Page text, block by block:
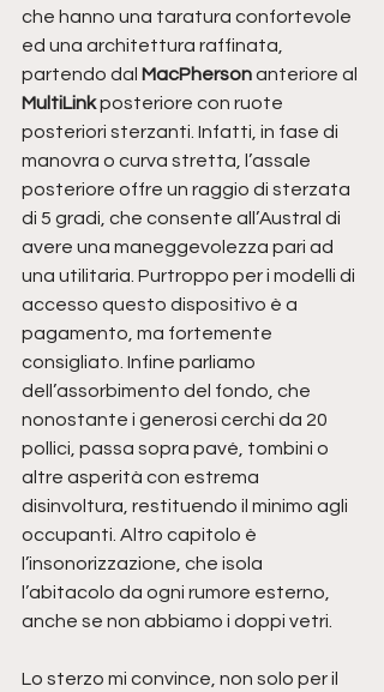
che hanno una taratura confortevole
ed una architettura raffinata,
partendo dal MacPherson anteriore al
MultiLink posteriore con ruote
posteriori sterzanti. Infatti, in fase di
manovra o curva stretta, l’assale
posteriore offre un raggio di sterzata
di 5 gradi, che consente all’Austral di
avere una maneggevolezza pari ad
una utilitaria. Purtroppo per i modelli di
accesso questo dispositivo è a
pagamento, ma fortemente
consigliato. Infine parliamo
dell’assorbimento del fondo, che
nonostante i generosi cerchi da 20
pollici, passa sopra pavé, tombini o
altre asperità con estrema
disinvoltura, restituendo il minimo agli
occupanti. Altro capitolo è
l’insonorizzazione, che isola
l’abitacolo da ogni rumore esterno,
anche se non abbiamo i doppi vetri.
Lo sterzo mi convince, non solo per il